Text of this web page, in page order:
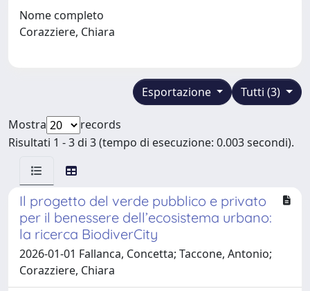
Nome completo
Corazziere, Chiara
Tutti (3)
Esportazione
Mostra
records
Risultati 1 - 3 di 3 (tempo di esecuzione: 0.003 secondi).
Il progetto del verde pubblico e privato
per il benessere dell’ecosistema urbano:
la ricerca BiodiverCity
2026-01-01 Fallanca, Concetta; Taccone, Antonio;
Corazziere, Chiara